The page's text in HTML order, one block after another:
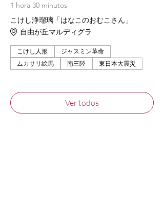
1 hora 30 minutos
こけし浄瑠璃「はなこのおむこさん」
自由が丘マルディグラ
こけし人形
ジャスミン革命
ムカサリ絵馬
南三陸 東日本大震災
Ver todos